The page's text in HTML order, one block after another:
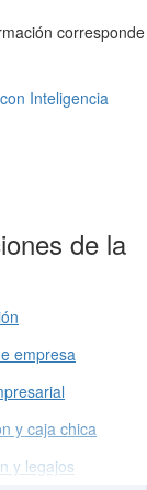
corresponde
Inteligencia
de la
empresa
y caja chica
y legajos